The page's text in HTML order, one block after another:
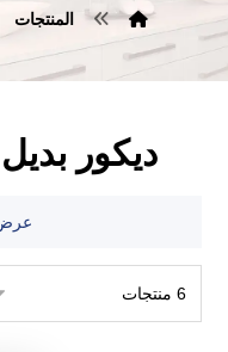
المنتجات
ديكور
عرض